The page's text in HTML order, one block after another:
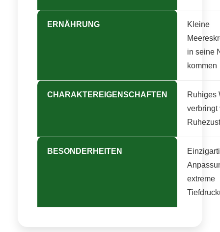
ERNÄHRUNG
Kleine
in seine
kommen
CHARAKTEREIGENSCHAFTEN
Ruhiges
verbringt
BESONDERHEITEN
extreme